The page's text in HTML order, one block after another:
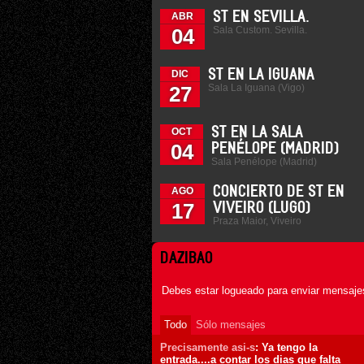
ABR
04
ST EN SEVILLA.
Sala Custom. Sevilla.
DIC
27
ST EN LA IGUANA
Sala La Iguana (Vigo)
OCT
04
ST EN LA SALA
PENÉLOPE (MADRID)
Sala Penélope (Madrid)
AGO
17
CONCIERTO DE ST EN
VIVEIRO (LUGO)
Praza Maior, Viveiro
DAZIBAO
Debes estar logueado para enviar
Todo
Sólo mensajes
Precisamente asi-s: Ya tengo la
entrada....a contar los dias que falta